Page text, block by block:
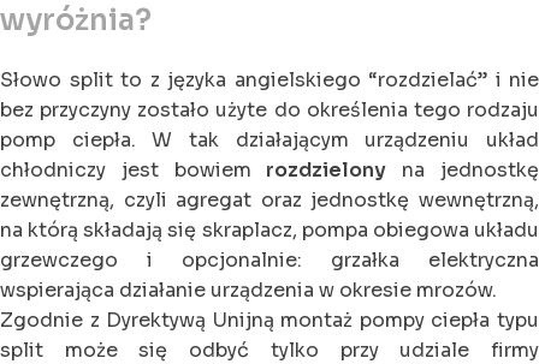
wyróżnia?
Słowo split to z języka angielskiego “rozdzielać” i nie
bez przyczyny zostało użyte do określenia tego rodzaju
pomp ciepła. W tak działającym urządzeniu układ
chłodniczy jest bowiem rozdzielony na jednostkę
zewnętrzną, czyli agregat oraz jednostkę wewnętrzną,
na którą składają się skraplacz, pompa obiegowa układu
grzewczego i opcjonalnie: grzałka elektryczna
wspierająca działanie urządzenia w okresie mrozów.
Zgodnie z Dyrektywą Unijną montaż pompy ciepła typu
split może się odbyć tylko przy udziale firmy